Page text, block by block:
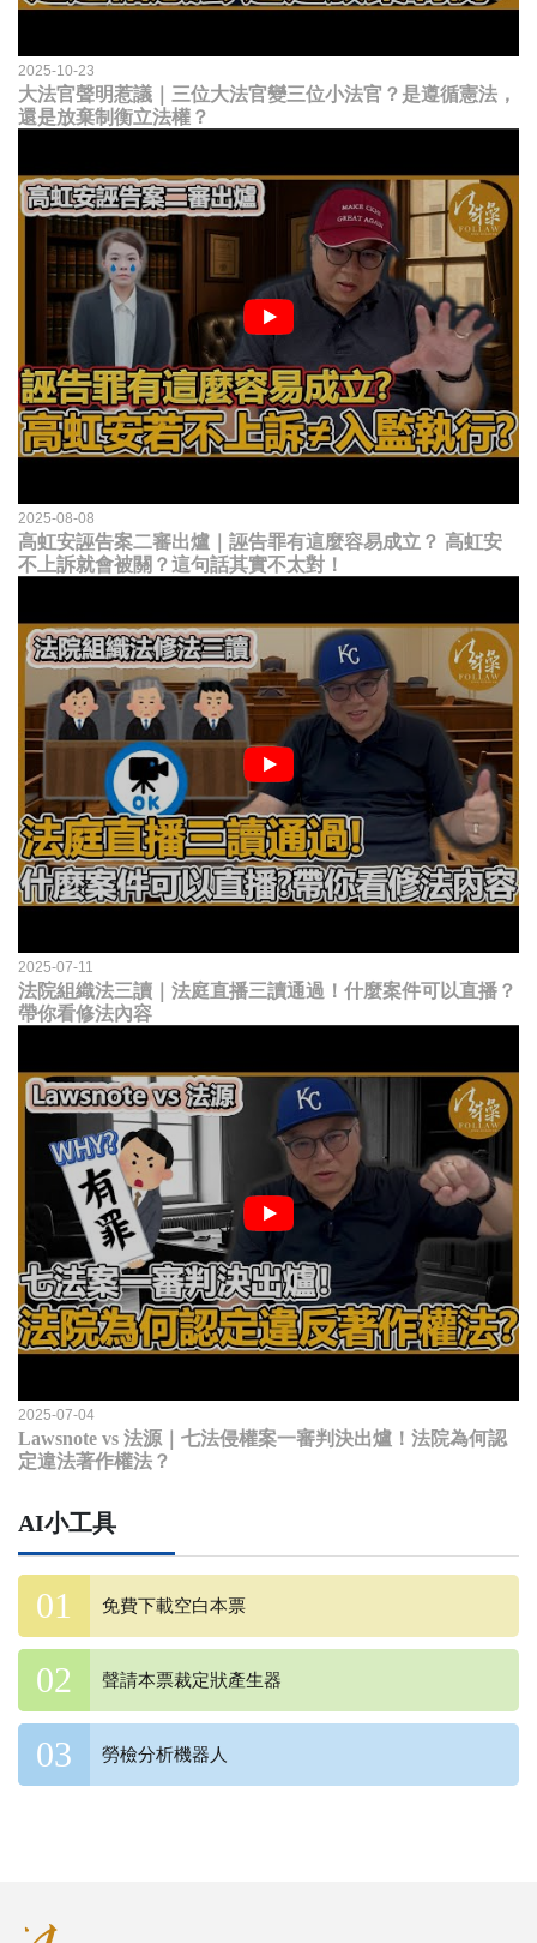
2025-10-23
大法官聲明惹議｜三位大法官變三位小法官？是遵循憲法，
還是放棄制衡立法權？
2025-08-08
高虹安誣告案二審出爐｜誣告罪有這麼容易成立？ 高虹安
不上訴就會被關？這句話其實不太對！
2025-07-11
法院組織法三讀｜法庭直播三讀通過！什麼案件可以直播？
帶你看修法內容
2025-07-04
Lawsnote vs 法源｜七法侵權案一審判決出爐！法院為何認
定違法著作權法？
AI小工具
免費下載空白本票
聲請本票裁定狀產生器
勞檢分析機器人